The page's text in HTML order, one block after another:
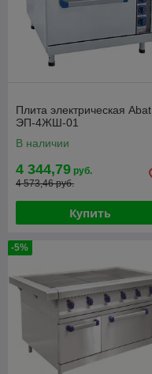
Плита электрическая Abat
ЭП-4ЖШ-01
В наличии
4 344,79 руб.
4 573,46 руб.
Купить
-5%